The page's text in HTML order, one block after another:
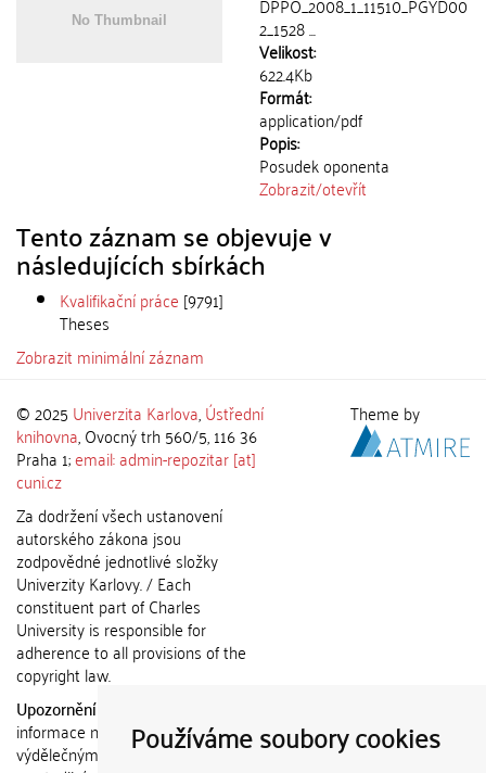
Používáme soubory cookies
2_1528 ...
Velikost:
622.4Kb
Formát:
application/pdf
Popis:
Posudek oponenta
Zobrazit/otevřít
Tento záznam se objevuje v
následujících sbírkách
Kvalifikační práce [9791]
Theses
Zobrazit minimální záznam
© 2025 Univerzita Karlova,Ústřední
knihovna, Ovocný trh 560/5, 116 36
Praha 1;email: admin-repozitar [at]
cuni.cz
Za dodržení všech ustanovení
autorského zákona jsou
zodpovědné jednotlivé složky
Univerzity Karlovy. / Each
constituent part of Charles
University is responsible for
adherence to all provisions of the
copyright law.
Upozornění / Notice:
informace nemohou být použity k
výdělečným účelům nebo vydávány
Theme by